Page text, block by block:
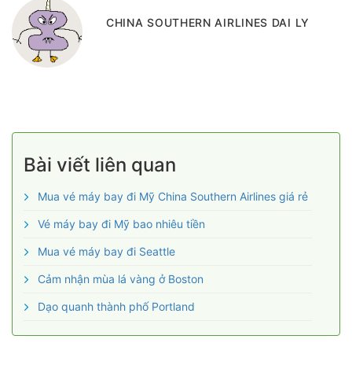
CHINA SOUTHERN AIRLINES DAI LY
Bài viết liên quan
Mua vé máy bay đi Mỹ China Southern Airlines giá rẻ
Vé máy bay đi Mỹ bao nhiêu tiền
Mua vé máy bay đi Seattle
Cảm nhận mùa lá vàng ở Boston
Dạo quanh thành phố Portland